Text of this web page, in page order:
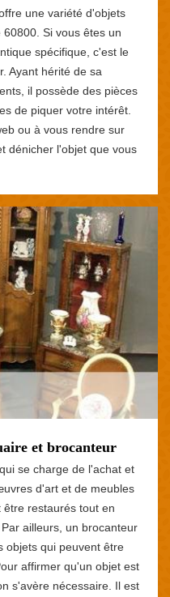
une variété d'objets
Si vous êtes un
spécifique, c'est le
Ayant hérité de sa
il possède des pièces
de piquer votre intérêt.
ou à vous rendre sur
dénicher l'objet que vous
et brocanteur
se charge de l'achat et
d'art et de meubles
restaurés tout en
ailleurs, un brocanteur
objets qui peuvent être
affirmer qu'un objet est
s'avère nécessaire. Il est